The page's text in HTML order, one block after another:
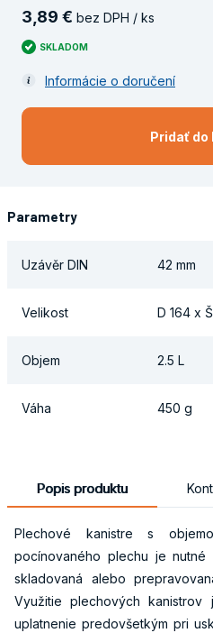
3,89 € bez DPH / ks
SKLADOM
Informácie o doručení
Pridať do
Parametry
Uzávěr DIN 42 mm
Velikost D 164 x
Objem 2.5 L
Váha 450 g
Popis produktu
Plechové kanistre s
pocínovaného plechu je
skladovaná alebo
Využitie plechových kanistrov
uplatnenie predovšetkým pri